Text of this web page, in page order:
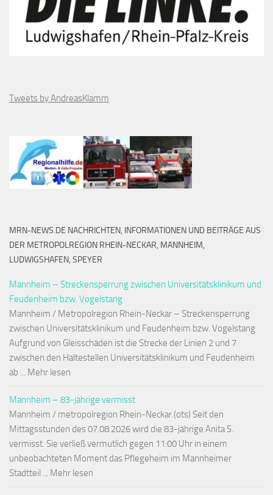
Tweets by AndreasKlamm
MRN-NEWS.DE NACHRICHTEN, INFORMATIONEN UND BEITRÄGE AUS
DER METROPOLREGION RHEIN-NECKAR, MANNHEIM,
LUDWIGSHAFEN, SPEYER
Mannheim – Streckensperrung zwischen Universitätsklinikum und
Feudenheim bzw. Vogelstang
Mannheim / Metropolregion Rhein-Neckar – Streckensperrung
zwischen Universitätsklinikum und Feudenheim bzw. Vogelstang
Aufgrund von Gleisschäden ist die Strecke der Linien 2 und 7
zwischen den Haltestellen Universitätsklinikum und Feudenheim
ab ... Mehr lesen
Mannheim – 83-jährige vermisst
Mannheim / metropolregion Rhein-Neckar.(ots) Seit den
Mittagsstunden des 07.08.2026 wird die 83-jährige Anita S.
vermisst. Sie verließ vermutlich gegen 11:00 Uhr in einem
unbeobachteten Moment das Pflegeheim im Mannheimer
Stadtteil ... Mehr lesen